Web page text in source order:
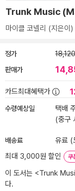
Trunk Music
마이클 코넬리 (지은이)
정가
판매가
카드최대혜택가
수령예상일
택배
(중구
배송료
유료 (
최대 3,000원 할인
쿠
이 도서는 <Trunk
다.